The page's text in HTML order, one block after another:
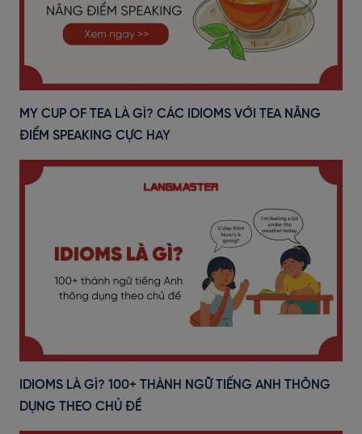
MY CUP OF TEA LÀ GÌ? CÁC IDIOMS VỚI TEA NÂNG
ĐIỂM SPEAKING CỰC HAY
IDIOMS LÀ GÌ? 100+ THÀNH NGỮ TIẾNG ANH THÔNG
DỤNG THEO CHỦ ĐỀ